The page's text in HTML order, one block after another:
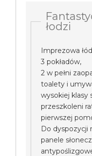
łodzi
Imprezowa
3 pokładów,
2 w pełni
toalety i
wysokiej klasy
przeszkoleni
pierwszej
Do dyspozycji
panele